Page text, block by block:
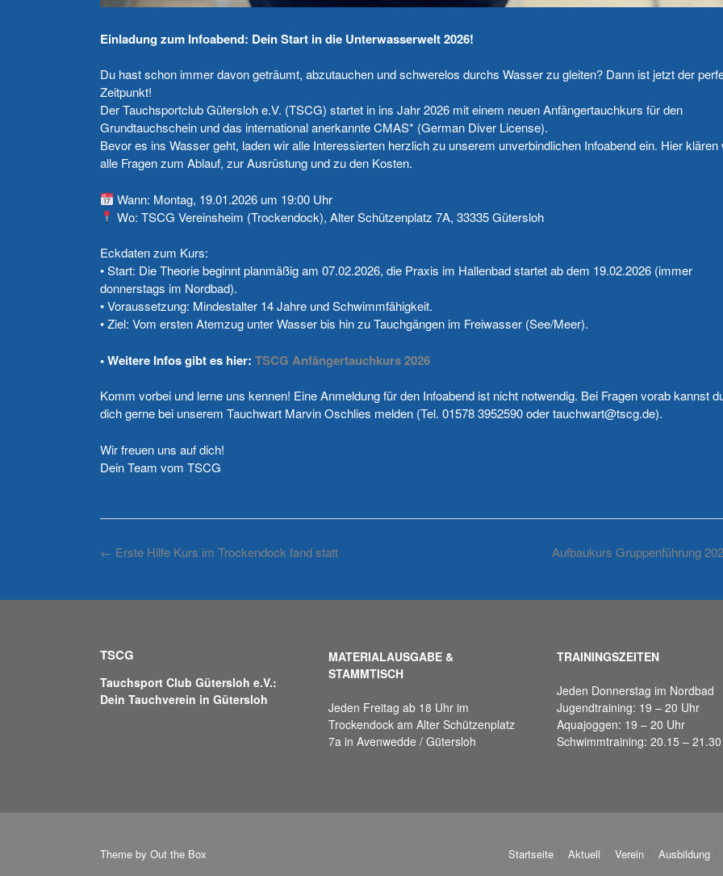
Einladung zum Infoabend: Dein Start in die Unterwasserwelt 2026!
Du hast schon immer davon geträumt, abzutauchen und schwerelos durchs Wasser zu gleiten? Dann ist jetzt der
Zeitpunkt!
Der Tauchsportclub Gütersloh e.V. (TSCG) startet in ins Jahr 2026 mit einem neuen Anfängertauchkurs für den
Grundtauchschein und das international anerkannte CMAS* (German Diver License).
Bevor es ins Wasser geht, laden wir alle Interessierten herzlich zu unserem unverbindlichen Infoabend ein. Hier klären
alle Fragen zum Ablauf, zur Ausrüstung und zu den Kosten.
Wann: Montag, 19.01.2026 um 19:00 Uhr
Wo: TSCG Vereinsheim (Trockendock), Alter Schützenplatz 7A, 33335 Gütersloh
Eckdaten zum Kurs:
• Start: Die Theorie beginnt planmäßig am 07.02.2026, die Praxis im Hallenbad startet ab dem 19.02.2026 (immer
donnerstags im Nordbad).
• Voraussetzung: Mindestalter 14 Jahre und Schwimmfähigkeit.
• Ziel: Vom ersten Atemzug unter Wasser bis hin zu Tauchgängen im Freiwasser (See/Meer).
• Weitere Infos gibt es hier: TSCG Anfängertauchkurs 2026
Komm vorbei und lerne uns kennen! Eine Anmeldung für den Infoabend ist nicht notwendig. Bei Fragen vorab kannst
dich gerne bei unserem Tauchwart Marvin Oschlies melden (Tel. 01578 3952590 oder tauchwart@tscg.de).
Wir freuen uns auf dich!
Dein Team vom TSCG
Post
Aufbaukurs Gruppenführung
← Erste Hilfe Kurs im Trockendock fand statt
TSCG
Tauchsport Club Gütersloh e.V.:
Dein Tauchverein in Gütersloh
MATERIALAUSGABE &
STAMMTISCH
Jeden Freitag ab 18 Uhr im
Trockendock am Alter Schützenplatz
7a in Avenwedde / Gütersloh
TRAININGSZEITEN
Jeden Donnerstag im Nordbad
Jugendtraining: 19 – 20 Uhr
Aquajoggen: 19 – 20 Uhr
Schwimmtraining: 20.15 –
Theme by Out the Box Startseite Aktuell Verein Ausbildung